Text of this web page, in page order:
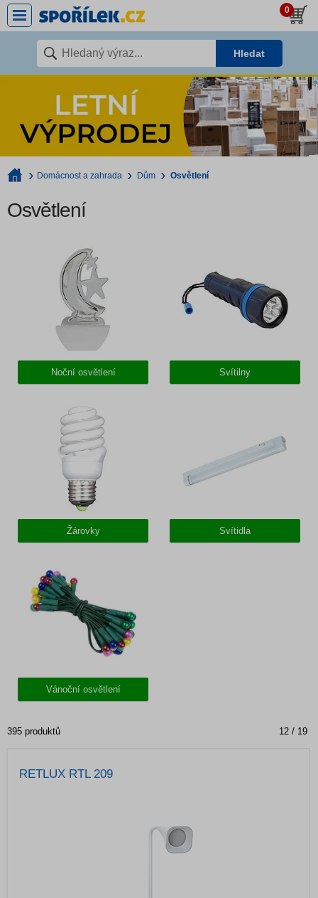
0
Hledat
Domácnost a zahrada Dům Osvětlení
Osvětlení
Noční osvětlení Svítilny
Žárovky Svítidla
Vánoční osvětlení
395 produktů 12 / 19
RETLUX RTL 209